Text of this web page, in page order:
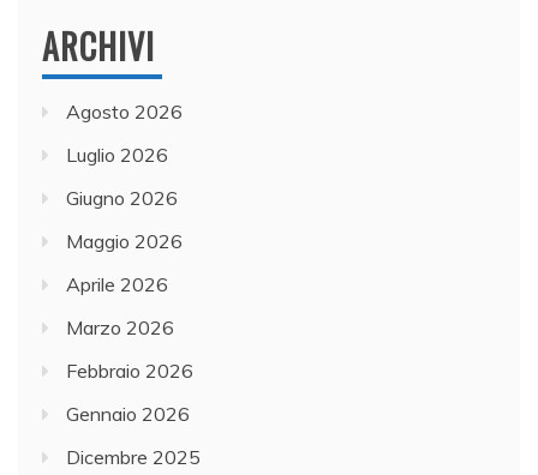
ARCHIVI
Agosto 2026
Luglio 2026
Giugno 2026
Maggio 2026
Aprile 2026
Marzo 2026
Febbraio 2026
Gennaio 2026
Dicembre 2025